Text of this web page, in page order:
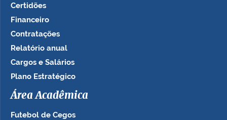
Certidões
Financeiro
Contratações
Relatório anual
Cargos e Salários
Plano Estratégico
Área Acadêmica
Futebol de Cegos